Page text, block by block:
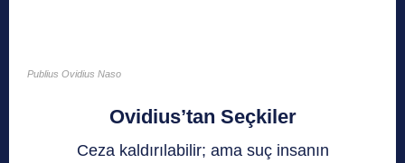
Publius Ovidius Naso
Ovidius’tan Seçkiler
Ceza kaldırılabilir; ama suç insanın